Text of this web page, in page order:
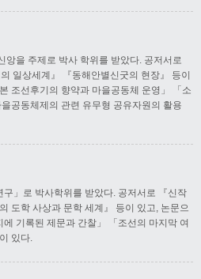
앙을 주제로 박사 학위를 받았다. 공저서로
일상세계』 『동해안별신굿의 현장』 등이
조선후기의 향약과 마을공동체 운영」 「소
공동체제의 관련 유무형 공유자원의 활용
」로 박사학위를 받았다. 공저서로 『신작
도학 사상과 문학 세계』 등이 있고, 논문으
기록된 제문과 간찰」 「조선의 마지막 여
있다.